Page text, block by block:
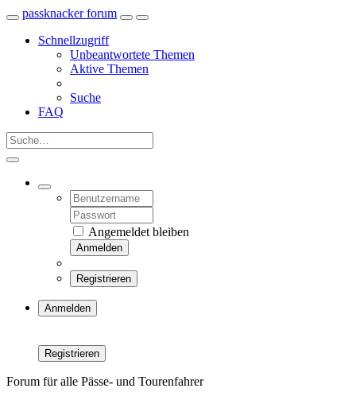
passknacker forum
Schnellzugriff
Unbeantwortete Themen
Aktive Themen
Suche
FAQ
Angemeldet bleiben
Anmelden
Registrieren
Anmelden
Registrieren
Forum für alle Pässe- und Tourenfahrer